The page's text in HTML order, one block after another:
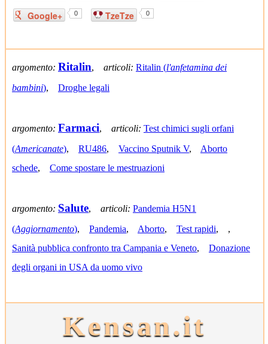
Google+ 0 TzeTze 0
argomento: Ritalin, articoli: Ritalin (l'anfetamina dei
bambini), Droghe legali
argomento: Farmaci, articoli: Test chimici sugli orfani
(Americanate), RU486, Vaccino Sputnik V, Aborto
schede, Come spostare le mestruazioni
argomento: Salute, articoli: Pandemia H5N1
(Aggiornamento), Pandemia, Aborto, Test rapidi, ,
Sanità pubblica confronto tra Campania e Veneto, Donazione
degli organi in USA da uomo vivo
Kensan.it